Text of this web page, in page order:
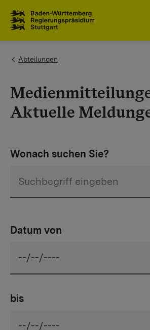
You are here:
Abteilungen
Aktuelle
Wonach suchen Sie?
Datum von
bis